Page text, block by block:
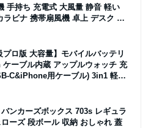
手持ち 充電式 大風量 静音 軽い
ラビナ 携帯扇風機 卓上 デスク 卓
ニ dc おしゃれ アウトドア 手持
Mobile 3.2 ］
プロ版 大容量】モバイルバッテリ
ケーブル内蔵 アップルウォッチ 充
C&iPhone用ケーブル) 3in1 軽量
電 磁気充電 Type-C 急速充電 携帯
ンカーズボックス 703s レギュラ
ーズ 段ボール 収納 おしゃれ 蓋